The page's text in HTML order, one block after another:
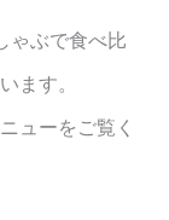
ぶで食べ比
ます。
ューをご覧く